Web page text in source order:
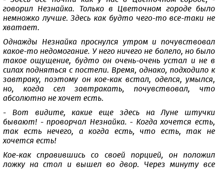
говорил Незнайка. Только в Цветочном городе было
немножко лучше. Здесь как будто чего-то все-таки не
хватает.
Однажды Незнайка проснулся утром и почувствовал
какое-то недомогание. У него ничего не болело, но было
такое ощущение, будто он очень-очень устал и не в
силах подняться с постели. Время, однако, подходило к
завтраку, поэтому он кое-как встал, оделся, умылся,
но, когда сел завтракать, почувствовал, что
абсолютно не хочет есть.
- Вот видите, какие еще здесь на Луне штучки
бывают! - проворчал Незнайка. - Когда хочется есть,
так есть нечего, а когда есть, что есть, так не
хочется есть!
Кое-как справившись со своей порцией, он положил
ложку на стол и вышел во двор. Через минуту все